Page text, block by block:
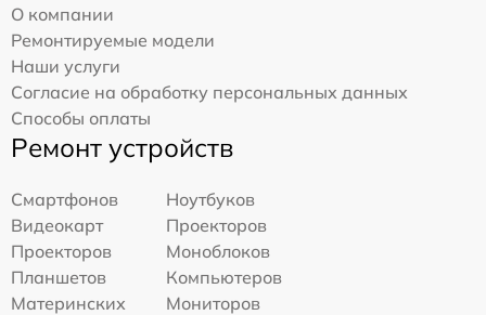
О компании
Ремонтируемые модели
Наши услуги
Согласие на обработку персональных данных
Способы оплаты
Ремонт устройств
Смартфонов
Ноутбуков
Видеокарт
Проекторов
Проекторов
Моноблоков
Планшетов
Компьютеров
Материнских
Мониторов